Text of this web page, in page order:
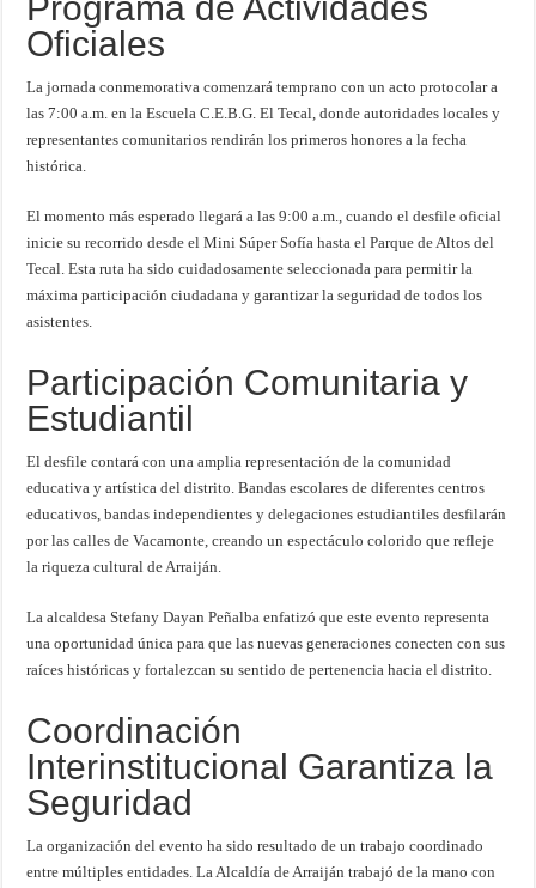
Programa de Actividades
Oficiales
La jornada conmemorativa comenzará temprano con un acto protocolar a
las 7:00 a.m. en la Escuela C.E.B.G. El Tecal, donde autoridades locales y
representantes comunitarios rendirán los primeros honores a la fecha
histórica.
El momento más esperado llegará a las 9:00 a.m., cuando el desfile oficial
inicie su recorrido desde el Mini Súper Sofía hasta el Parque de Altos del
Tecal. Esta ruta ha sido cuidadosamente seleccionada para permitir la
máxima participación ciudadana y garantizar la seguridad de todos los
asistentes.
Participación Comunitaria y
Estudiantil
El desfile contará con una amplia representación de la comunidad
educativa y artística del distrito. Bandas escolares de diferentes centros
educativos, bandas independientes y delegaciones estudiantiles desfilarán
por las calles de Vacamonte, creando un espectáculo colorido que refleje
la riqueza cultural de Arraiján.
La alcaldesa Stefany Dayan Peñalba enfatizó que este evento representa
una oportunidad única para que las nuevas generaciones conecten con sus
raíces históricas y fortalezcan su sentido de pertenencia hacia el distrito.
Coordinación
Interinstitucional Garantiza la
Seguridad
La organización del evento ha sido resultado de un trabajo coordinado
entre múltiples entidades. La Alcaldía de Arraiján trabajó de la mano con